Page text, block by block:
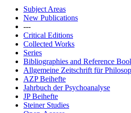
Subject Areas
New Publications
---
Critical Editions
Collected Works
Series
Bibliographies and Reference
Allgemeine Zeitschrift für
AZP Beihefte
Jahrbuch der Psychoanalyse
JP Beihefte
Steiner Studies